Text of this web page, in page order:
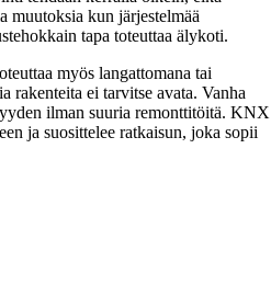
muutoksia kun järjestelmää
tapa toteuttaa älykoti.
myös langattomana tai
rakenteita ei tarvitse avata. Vanha
ilman suuria remonttitöitä. KNX
ja suosittelee ratkaisun, joka sopii